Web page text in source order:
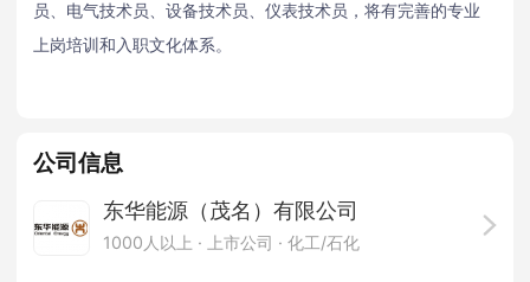
员、电气技术员、设备技术员、仪表技术员，将有完善的专业
上岗培训和入职文化体系。
公司信息
东华能源（茂名）有限公司
1000人以上 · 上市公司 · 化工/石化